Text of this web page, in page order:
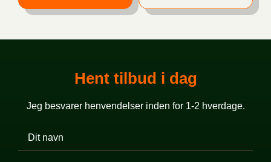
Hent tilbud i dag
Jeg besvarer henvendelser inden for 1-2 hverdage.